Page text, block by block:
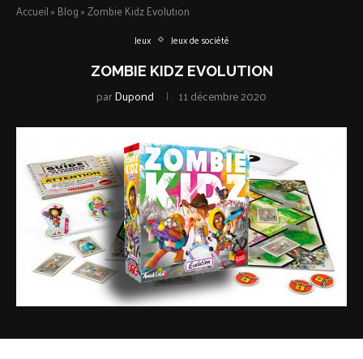
Accueil» Blog»Zombie Kidz Evolution
Jeux Jeux de société
ZOMBIE KIDZ EVOLUTION
parDupond 11 décembre 2020